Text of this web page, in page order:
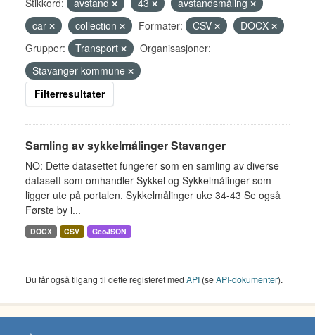
Stikkord: avstand 43
avstandsmåling
car
collection Formater: CSV
DOCX
Grupper:
Transport
Organisasjoner:
Stavanger kommune
Filterresultater
Samling av sykkelmålinger Stavanger
NO: Dette datasettet fungerer som en samling av diverse
datasett som omhandler Sykkel og Sykkelmålinger som
ligger ute på portalen. Sykkelmålinger uke 34-43 Se også
Første by i...
DOCX CSV GeoJSON
Du får også tilgang til dette registeret med API (seAPI-dokumenter).